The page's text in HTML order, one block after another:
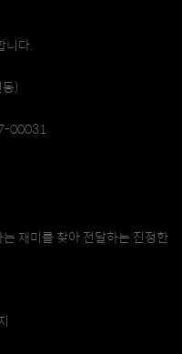
니다.
)
00031
재미를 찾아 전달하는 진정한